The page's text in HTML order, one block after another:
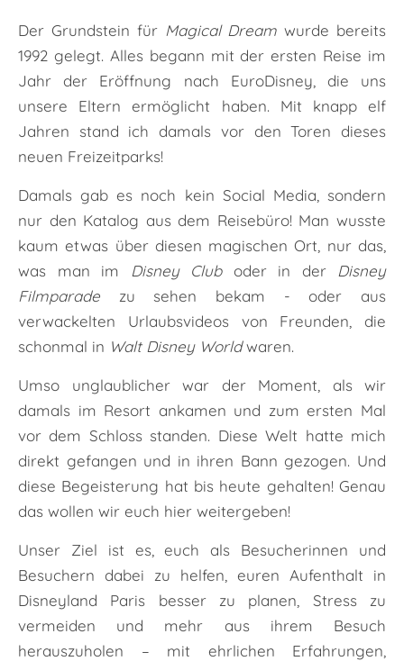
Der Grundstein für Magical Dream wurde bereits
1992 gelegt. Alles begann mit der ersten Reise im
Jahr der Eröffnung nach EuroDisney, die uns
unsere Eltern ermöglicht haben. Mit knapp elf
Jahren stand ich damals vor den Toren dieses
neuen Freizeitparks!
Damals gab es noch kein Social Media, sondern
nur den Katalog aus dem Reisebüro! Man wusste
kaum etwas über diesen magischen Ort, nur das,
was man im
Disney Cluboder in der Disney
Filmparade zu sehen bekam - oder aus
verwackelten Urlaubsvideos von Freunden, die
schonmal in Walt Disney Worldwaren.
Umso unglaublicher war der Moment, als wir
damals im Resort ankamen und zum ersten Mal
vor dem Schloss standen. Diese Welt hatte mich
direkt gefangen und in ihren Bann gezogen. Und
diese Begeisterung hat bis heute gehalten! Genau
das wollen wir euch hier weitergeben!
Unser Ziel ist es, euch als Besucherinnen und
Besuchern dabei zu helfen, euren Aufenthalt in
Disneyland Paris besser zu planen, Stress zu
vermeiden und mehr aus ihrem Besuch
herauszuholen – mit ehrlichen Erfahrungen,